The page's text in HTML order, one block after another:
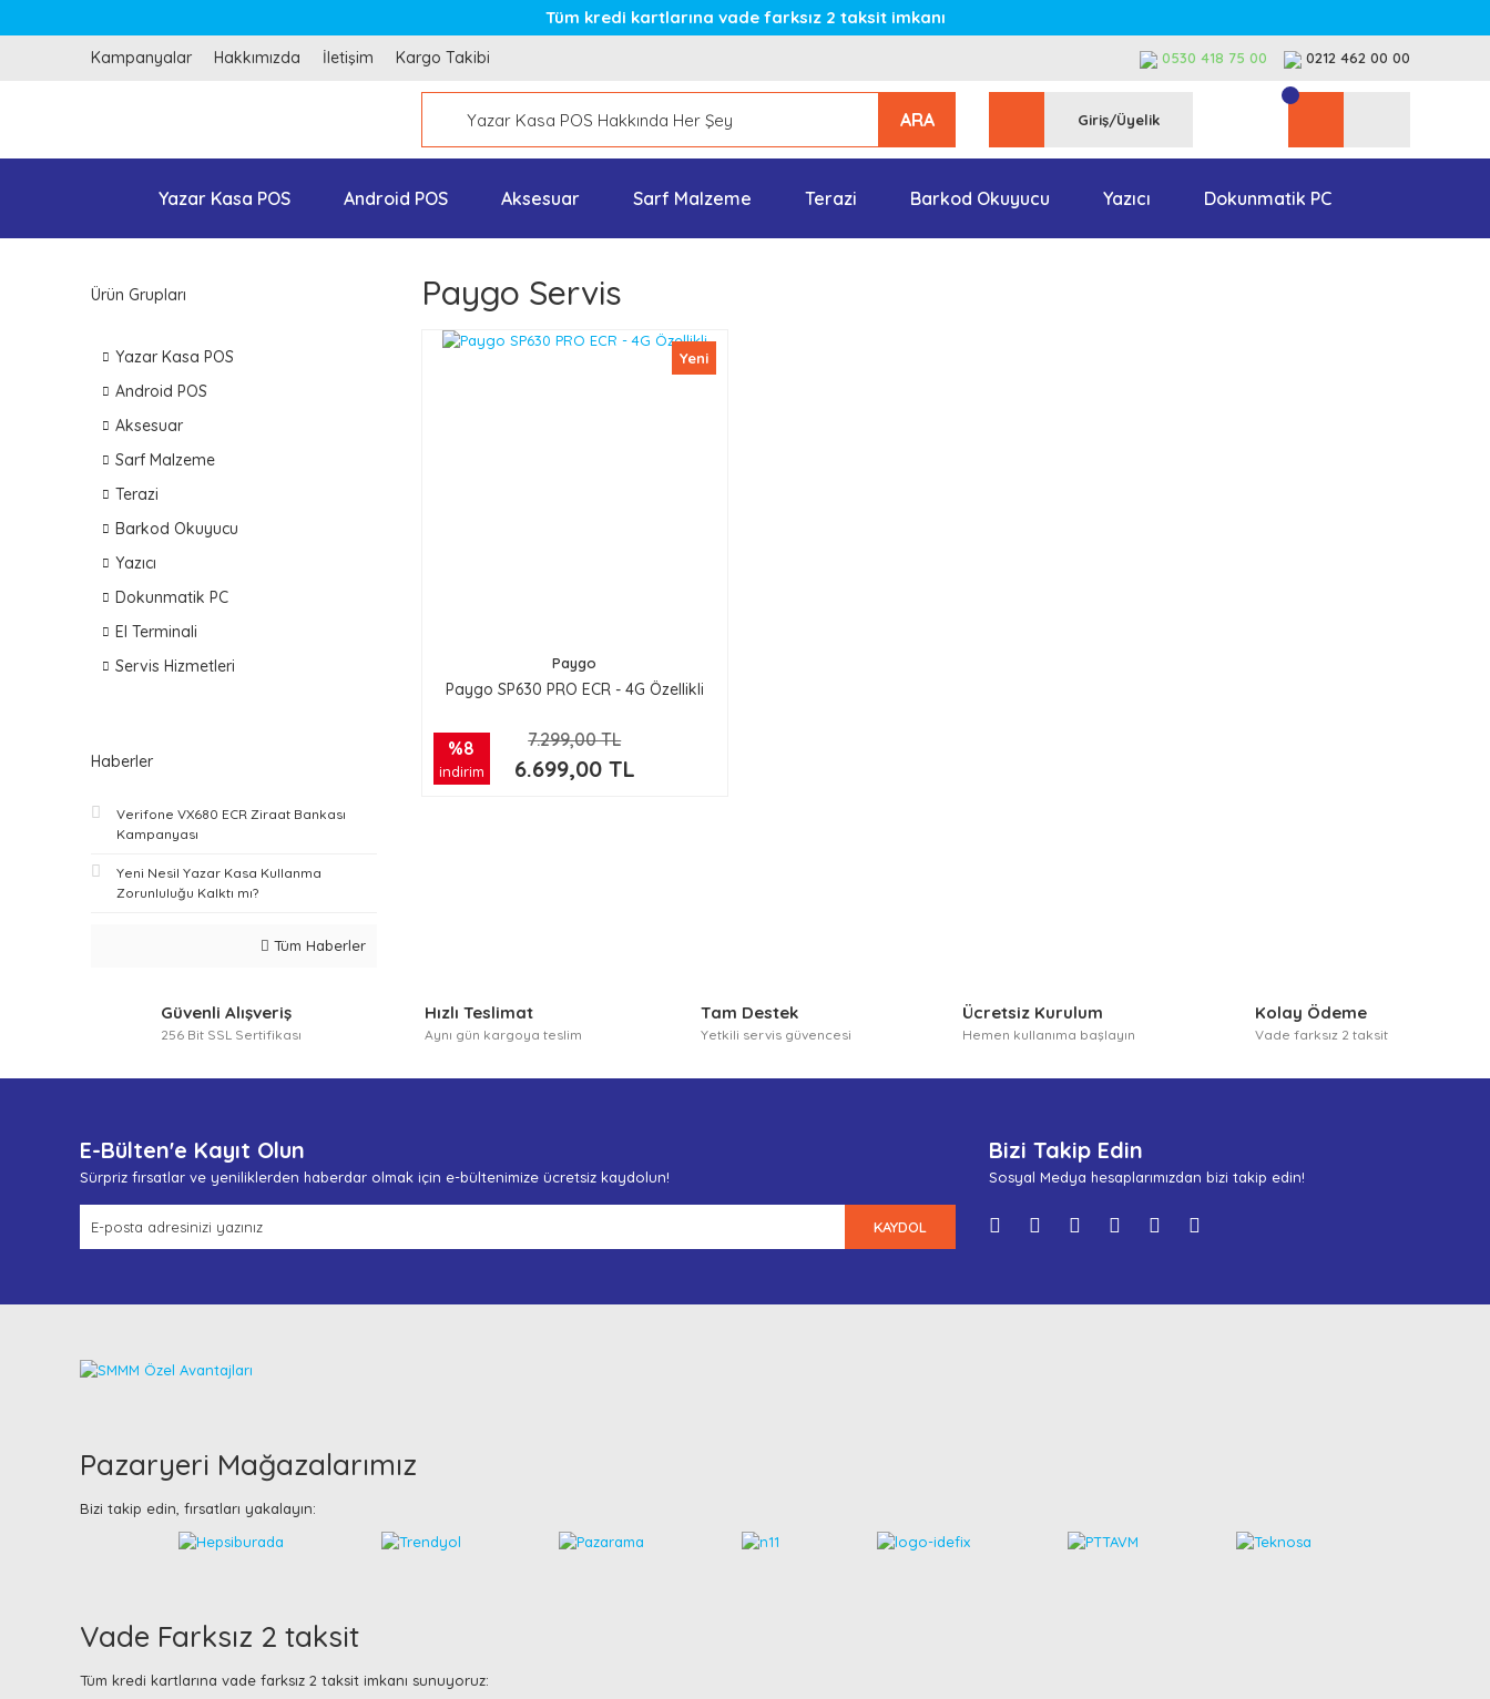
Tüm kredi kartlarına vade farksız 2 taksit imkanı
Kampanyalar Hakkımızda İletişim Kargo Takibi 0530 418 75 00 0212 462 00 00
ARA Giriş/Üyelik
Yazar Kasa POS Android POS Aksesuar Sarf Malzeme Terazi Barkod Okuyucu Yazıcı Dokunmatik PC
Ürün Grupları
Yazar Kasa POS
Android POS
Aksesuar
Sarf Malzeme
Terazi
Barkod Okuyucu
Yazıcı
Dokunmatik PC
El Terminali
Servis Hizmetleri
Haberler
Verifone VX680 ECR Ziraat Bankası
Kampanyası
Yeni Nesil Yazar Kasa Kullanma
Zorunluluğu Kalktı mı?
Tüm Haberler
Paygo Servis
Yeni
%8
indirim
Paygo
Paygo SP630 PRO ECR - 4G Özellikli
7.299,00 TL
6.699,00 TL
Güvenli Alışveriş
256 Bit SSL Sertifikası
Hızlı Teslimat
Aynı gün kargoya teslim
Tam Destek
Yetkili servis güvencesi
Ücretsiz Kurulum
Hemen kullanıma başlayın
Kolay Ödeme
Vade farksız 2 taksit
E-Bülten'e Kayıt Olun
Sürpriz fırsatlar ve yeniliklerden haberdar olmak için e-bültenimize ücretsiz kaydolun!
KAYDOL
Bizi Takip Edin
Sosyal Medya hesaplarımızdan bizi takip edin!
Pazaryeri Mağazalarımız
Bizi takip edin, fırsatları yakalayın:
Vade Farksız 2 taksit
Tüm kredi kartlarına vade farksız 2 taksit imkanı sunuyoruz: